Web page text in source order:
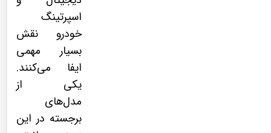
اسپرتینگ
خودرو نقش
بسیار مهمی
ایفا می‌کنند.
یکی از
مدل‌های
برجسته در این